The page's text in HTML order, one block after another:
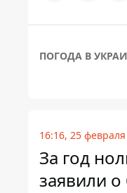
ПОГОДА В
16:16, 25 февраля
За год
заявили